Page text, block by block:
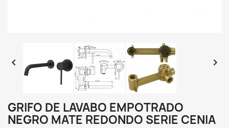
 
GRIFO DE LAVABO EMPOTRADO
NEGRO MATE REDONDO SERIE CENIA